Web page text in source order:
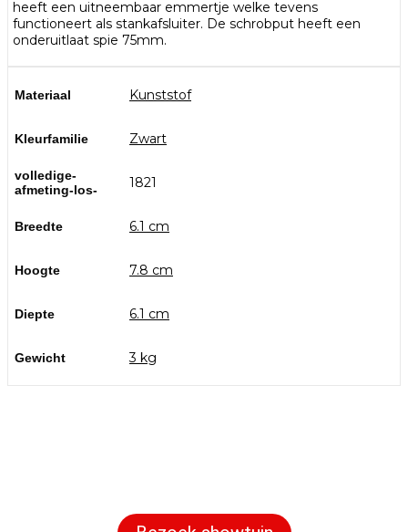
heeft een uitneembaar emmertje welke tevens
functioneert als stankafsluiter. De schrobput heeft een
onderuitlaat spie 75mm.
Materiaal Kunststof
Kleurfamilie Zwart
volledige-
afmeting-los-
1821
Breedte 6.1 cm
Hoogte 7.8 cm
Diepte 6.1 cm
Gewicht 3 kg